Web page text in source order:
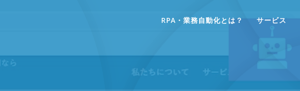
RPA・業務自動化とは？ サービス